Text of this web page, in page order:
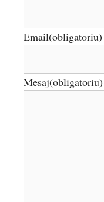
Email(obligatoriu)
Mesaj(obligatoriu)